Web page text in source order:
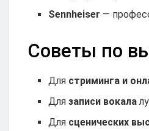
Sennheiser —
Советы по
Для стриминга и
Длязаписи вокала
Для сценических